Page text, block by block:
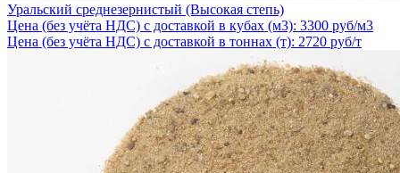
Уральский среднезернистый (Высокая степь)
Цена (без учёта НДС) с доставкой в кубах (м3): 3300 руб/м3
Цена (без учёта НДС) с доставкой в тоннах (т): 2720 руб/т